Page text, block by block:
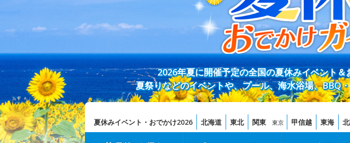
2026年夏に開催予定の全国の夏休みイベント
夏祭りなどのイベントや、プール、海水浴場、BBQ
夏休みイベント・おでかけ2026 北海道 東北 関東 東京 甲信越 東海